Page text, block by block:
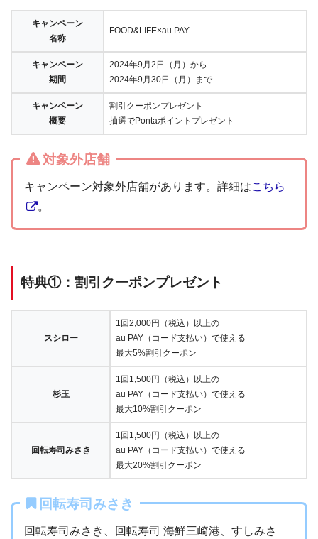
キャンペーン
名称
FOOD&LIFE×au PAY
キャンペーン
期間
2024年9月2日（月）から
2024年9月30日（月）まで
キャンペーン
概要
割引クーポンプレゼント
抽選でPontaポイントプレゼント
対象外店舗
キャンペーン対象外店舗があります。詳細はこちら
。
特典①：割引クーポンプレゼント
スシロー
1回2,000円（税込）以上の
au PAY（コード支払い）で使える
最大5%割引クーポン
杉玉
1回1,500円（税込）以上の
au PAY（コード支払い）で使える​
最大10%割引クーポン​
回転寿司みさき
1回1,500円（税込）以上の
au PAY（コード支払い）で使える
​最大20%割引クーポン
回転寿司みさき
回転寿司みさき、回転寿司 海鮮三崎港、すしみさ